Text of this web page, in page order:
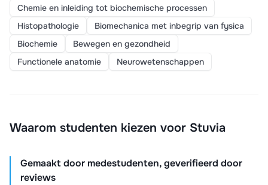
Chemie en inleiding tot biochemische processen
Histopathologie
Biomechanica met inbegrip van fysica
Biochemie
Bewegen en gezondheid
Functionele anatomie
Neurowetenschappen
Waarom studenten kiezen voor Stuvia
Gemaakt door medestudenten, geverifieerd door
reviews